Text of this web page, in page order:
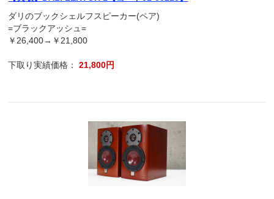
ダリのブックシェルフスピーカー(ペア)
=ブラックアッシュ=
￥26,400→￥21,800
下取り実績価格：21,800円